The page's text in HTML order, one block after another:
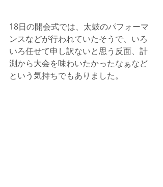
18日の開会式では、太鼓のパフォーマ
ンスなどが行われていたそうで、いろ
いろ任せて申し訳ないと思う反面、計
測から大会を味わいたかったなぁなど
という気持ちでもありました。